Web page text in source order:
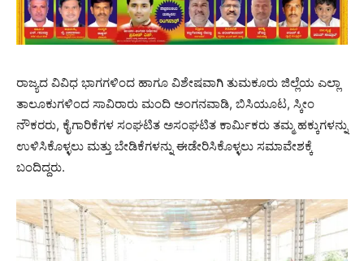
ರಾಜ್ಯದ ವಿವಿಧ ಭಾಗಗಳಿಂದ ಹಾಗೂ ವಿಶೇಷವಾಗಿ ತುಮಕೂರು ಜಿಲ್ಲೆಯ ಎಲ್ಲಾ
ತಾಲೂಕುಗಳಿಂದ ಸಾವಿರಾರು ಮಂದಿ ಅಂಗನವಾಡಿ, ಬಿಸಿಯೂಟ, ಸ್ಕೀಂ
ನೌಕರರು, ಕೈಗಾರಿಕೆಗಳ ಸಂಘಟಿತ ಅಸಂಘಟಿತ ಕಾರ್ಮಿಕರು ತಮ್ಮ ಹಕ್ಕುಗಳನ್ನು
ಉಳಿಸಿಕೊಳ್ಳಲು ಮತ್ತು ಬೇಡಿಕೆಗಳನ್ನು ಈಡೇರಿಸಿಕೊಳ್ಳಲು ಸಮಾವೇಶಕ್ಕೆ
ಬಂದಿದ್ದರು.